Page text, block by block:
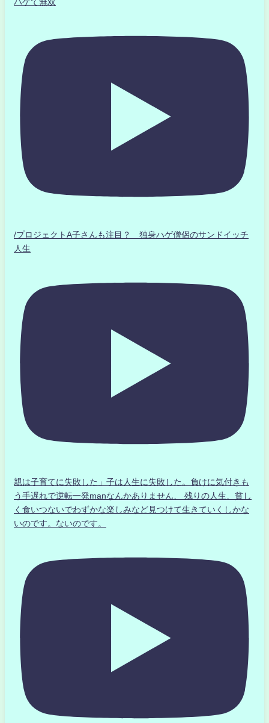
ハゲて無双
/プロジェクトA子さんも注目？ 独身ハゲ僧侶のサンドイッチ
人生
親は子育てに失敗した」子は人生に失敗した。負けに気付きも
う手遅れで逆転一発manなんかありません、 残りの人生、貧し
く食いつないでわずかな楽しみなど見つけて生きていくしかな
いのです。ないのです。